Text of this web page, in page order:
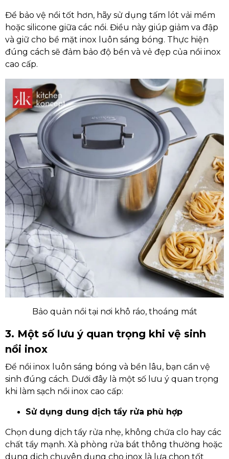
Để bảo vệ nồi tốt hơn, hãy sử dụng tấm lót vải mềm
hoặc silicone giữa các nồi. Điều này giúp giảm va đập
và giữ cho bề mặt inox luôn sáng bóng. Thực hiện
đúng cách sẽ đảm bảo độ bền và vẻ đẹp của nồi inox
cao cấp.
Bảo quản nồi tại nơi khô ráo, thoáng mát
3. Một số lưu ý quan trọng khi vệ sinh
nồi inox
Để nồi inox luôn sáng bóng và bền lâu, bạn cần vệ
sinh đúng cách. Dưới đây là một số lưu ý quan trọng
khi làm sạch nồi inox cao cấp:
Sử dụng dung dịch tẩy rửa phù hợp
Chọn dung dịch tẩy rửa nhẹ, không chứa clo hay các
chất tẩy mạnh. Xà phòng rửa bát thông thường hoặc
dung dịch chuyên dụng cho inox là lựa chọn tốt